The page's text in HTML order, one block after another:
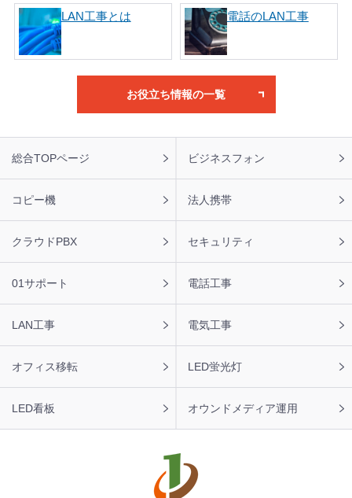
LAN工事とは 電話のLAN工事
お役立ち情報の一覧
ッ
タ
総合TOPページ ビジネスフォン
コピー機 法人携帯
クラウドPBX セキュリティ
01サポート 電話工事
LAN工事 電気工事
オフィス移転 LED蛍光灯
LED看板 オウンドメディア運用